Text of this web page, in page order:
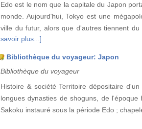
Edo est le nom que la capitale du Japon
monde. Aujourd'hui, Tokyo est une
ville du futur, alors que d'autres tiennent
savoir plus...]
Bibliothèque du voyageur: Japon
Bibliothèque du voyageur
Histoire & société Territoire dépositaire
longues dynasties de shoguns, de
Sakoku instauré sous la période Edo ;